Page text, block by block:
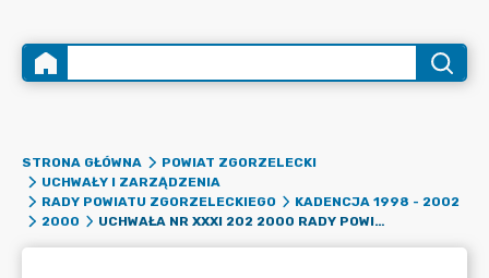
STRONA GŁÓWNA
POWIAT ZGORZELECKI
UCHWAŁY I ZARZĄDZENIA
RADY POWIATU ZGORZELECKIEGO
KADENCJA 1998 - 2002
2000
UCHWAŁA NR XXXI 202 2000 RADY POWIATU ZGORZELECKIEGO Z DNIA 28 WRZEŚNIA 2000 R. W SPRAWIE ZMIANY UCHWAŁY NR XXX 195 2000 RADY POWIATU ZGORZELECKIEGO Z DNIA 31 SIERPNIA 2000 R. W SPRAWIE USTALENIA ZASAD I WYSOKOŚCI PRZYZNAWANIA DIET ORAZ ZWROTÓW KOSZTÓW PODRÓŻY SŁUŻBOWYCH DLA RADNYCH RADY POWIATU ZGORZELECKIEGO.